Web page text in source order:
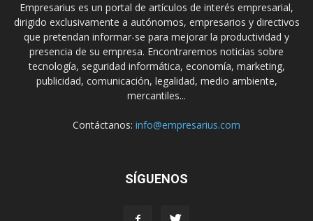
Empresarius es un portal de artículos de interés empresarial,
dirigido exclusivamente a autónomos, empresarios y directivos
que pretendan informar-se para mejorar la productividad y
presencia de su empresa. Encontraremos noticias sobre
tecnología, seguridad informática, economía, marketing,
publicidad, comunicación, legalidad, medio ambiente,
mercantiles...
Contáctanos: info@empresarius.com
SÍGUENOS